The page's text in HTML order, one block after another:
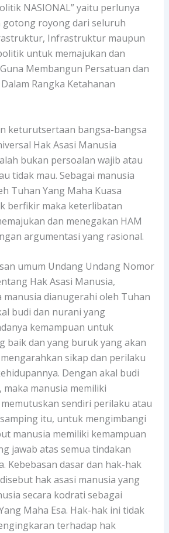
NASIONAL” yaitu perlunya
gotong royong dari seluruh
Infrastruktur maupun
untuk memajukan dan
Membangun Persatuan dan
Rangka Ketahanan
keturutsertaan bangsa-bangsa
Hak Asasi Manusia
bukan persoalan wajib atau
tidak mau. Sebagai manusia
Tuhan Yang Maha Kuasa
berfikir maka keterlibatan
dan menegakan HAM
argumentasi yang rasional.
umum Undang Undang Nomor
Hak Asasi Manusia,
manusia dianugerahi oleh Tuhan
budi dan nurani yang
kemampuan untuk
baik dan yang buruk yang akan
sikap dan perilaku
Dengan akal budi
manusia memiliki
sendiri perilaku atau
itu, untuk mengimbangi
manusia memiliki kemampuan
jawab atas semua tindakan
Kebebasan dasar dan hak-hak
hak asasi manusia yang
secara kodrati sebagai
Maha Esa. Hak-hak ini tidak
terhadap hak